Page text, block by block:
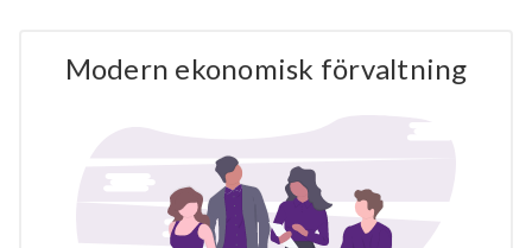
Modern ekonomisk förvaltning